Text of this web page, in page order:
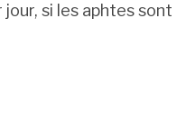
si les aphtes sont